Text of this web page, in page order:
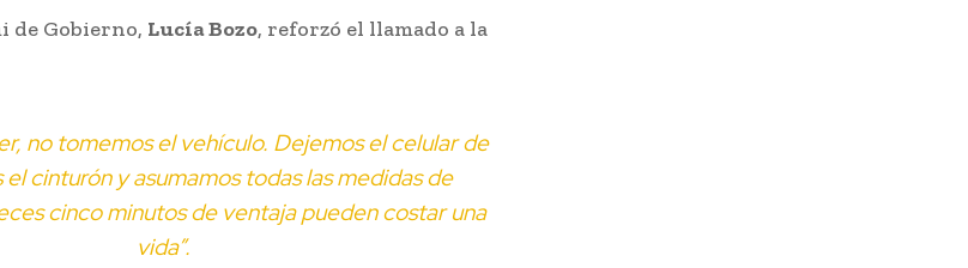
de Gobierno, Lucía Bozo, reforzó el llamado a la
no tomemos el vehículo. Dejemos el celular de
el cinturón y asumamos todas las medidas de
cinco minutos de ventaja pueden costar una
vida”.